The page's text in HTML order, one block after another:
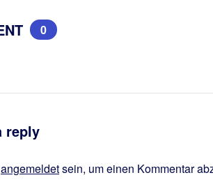
0
reply
angemeldetsein, um einen Kommentar